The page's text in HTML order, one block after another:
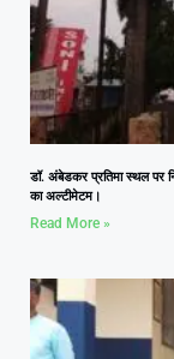
डॉ. अंबेडकर प्रतिमा स्थल पर
का अल्टीमेटम।
Read More »